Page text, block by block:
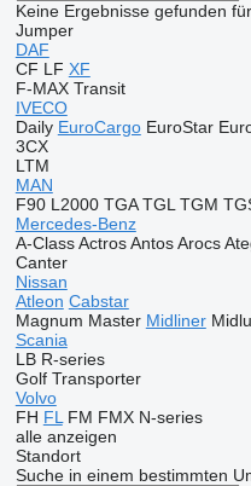
Keine Ergebnisse gefunden
Jumper
DAF
CF LF XF
F-MAX Transit
IVECO
Daily EuroCargo EuroStar
3CX
LTM
MAN
F90 L2000 TGA TGL TGM
Mercedes-Benz
A-Class Actros Antos Arocs
Canter
Nissan
Atleon Cabstar
Magnum Master Midliner
Scania
LB R-series
Golf Transporter
Volvo
FH FL FM FMX N-series
alle anzeigen
Standort
Suche in einem bestimmten